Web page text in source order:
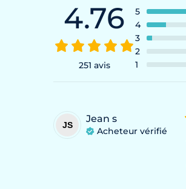
4.76
251 avis
5
4
3
2
1
JS
Jean s
Acheteur vérifié